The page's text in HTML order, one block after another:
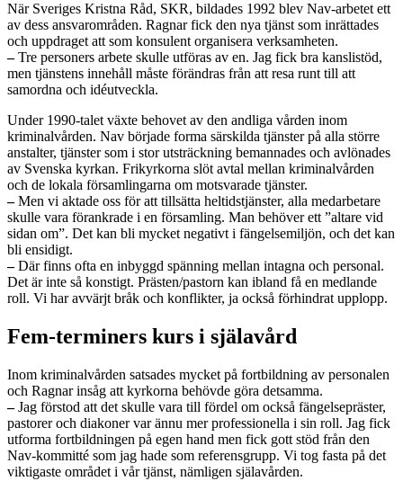
När Sveriges Kristna Råd, SKR, bildades 1992 blev Nav-arbetet ett
av dess ansvarområden. Ragnar fick den nya tjänst som inrättades
och uppdraget att som konsulent organisera verksamheten.
–Tre personers arbete skulle utföras av en. Jag fick bra kanslistöd,
men tjänstens innehåll måste förändras från att resa runt till att
samordna och idéutveckla.
Under 1990-talet växte behovet av den andliga vården inom
kriminalvården. Nav började forma särskilda tjänster på alla större
anstalter, tjänster som i stor utsträckning bemannades och avlönades
av Svenska kyrkan. Frikyrkorna slöt avtal mellan kriminalvården
och de lokala församlingarna om motsvarade tjänster.
–Men vi aktade oss för att tillsätta heltidstjänster, alla medarbetare
skulle vara förankrade i en församling. Man behöver ett ”altare vid
sidan om”. Det kan bli mycket negativt i fängelsemiljön, och det kan
bli ensidigt.
–Där finns ofta en inbyggd spänning mellan intagna och personal.
Det är inte så konstigt. Prästen/pastorn kan ibland få en medlande
roll. Vi har avvärjt bråk och konflikter, ja också förhindrat upplopp.
Fem-terminers kurs i själavård
Inom kriminalvården satsades mycket på fortbildning av personalen
och Ragnar insåg att kyrkorna behövde göra detsamma.
–Jag förstod att det skulle vara till fördel om också fängelsepräster,
pastorer och diakoner var ännu mer professionella i sin roll. Jag fick
utforma fortbildningen på egen hand men fick gott stöd från den
Nav-kommitté som jag hade som referensgrupp. Vi tog fasta på det
viktigaste området i vår tjänst, nämligen själavården.